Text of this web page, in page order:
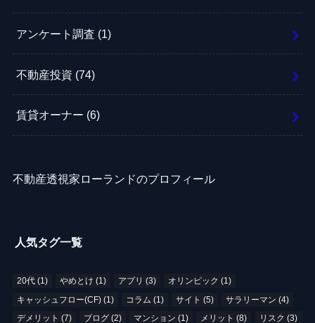
アンケート調査 (1)
不動産投資 (74)
賃貸オーナー (6)
不動産透視家ローランドのプロフィール
人気タグ一覧
20代(1) やめとけ (1) アプリ (3) オリンピック (1)
キャッシュフロー(CF)(1) コラム (1) サイト (5) サラリーマン (4)
デメリット (7) ブログ (2) マンション (1) メリット (8) リスク (3)